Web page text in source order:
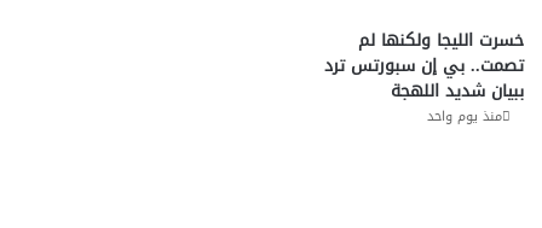
خسرت الليجا ولكنها لم
تصمت.. بي إن سبورتس ترد
ببيان شديد اللهجة
منذ يوم واحد